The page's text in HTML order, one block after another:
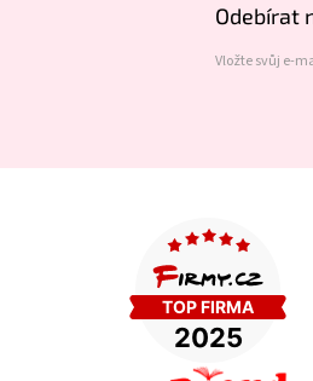
Odebírat
Vložte svůj e-